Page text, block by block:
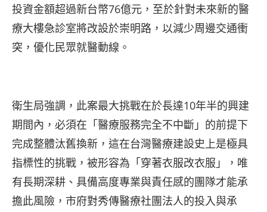
投資金額超過新台幣76億元，至於針對未來新的醫
療大樓急診室將改設於崇明路，以減少周邊交通衝
突，優化民眾就醫動線。
衛生局強調，此案最大挑戰在於長達10年半的興建
期間內，必須在「醫療服務完全不中斷」的前提下
完成整體汰舊換新，這在台灣醫療建設史上是極具
指標性的挑戰，被形容為「穿著衣服改衣服」，唯
有長期深耕、具備高度專業與責任感的團隊才能承
擔此風險，市府對秀傳醫療社團法人的投入與承